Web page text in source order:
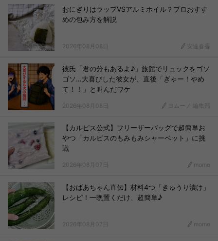
おにぎりはラップVSアルミホイル？プロおすす
めの包み方を解説
2026年08月08日 安達春香
彼氏「君の分もあるよ♪」旅館でリュックをゴソ
ゴソ…大喜びした彼女が、直後「ぎゃー！やめ
て！！」と叫んだワケ
2026年08月08日 ヨムーノ 編集部
【カルピス公式】フリーザーバッグで超簡単お
やつ「カルピスのもみもみシャーベット」に挑
戦
2026年08月07日 momo
【おばあちゃん直伝】材料4つ「きゅうり漬け」
レシピ！一晩置くだけ、超簡単♪
2026年08月07日 momo